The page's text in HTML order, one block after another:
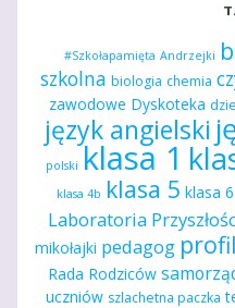
#Szkołapamięta Andrzejki
szkolna biologia chemia
zawodowe Dyskoteka
język angielski
polski klasa 1
klasa 4b klasa 5 klasa 6
Laboratoria
mikołajki pedagog
Rada Rodziców
uczniów szlachetna paczka